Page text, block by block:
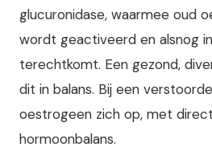
glucuronidase, waarmee oud
wordt geactiveerd en alsnog
terechtkomt. Een gezond,
dit in balans. Bij een
oestrogeen zich op, met
hormoonbalans.